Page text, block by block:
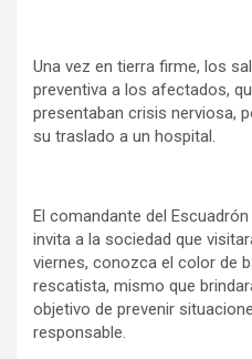
Una vez en tierra firme, los
preventiva a los afectados,
presentaban crisis nerviosa,
su traslado a un hospital.
El comandante del
invita a la sociedad que
viernes, conozca el color de
rescatista, mismo que
objetivo de prevenir
responsable.